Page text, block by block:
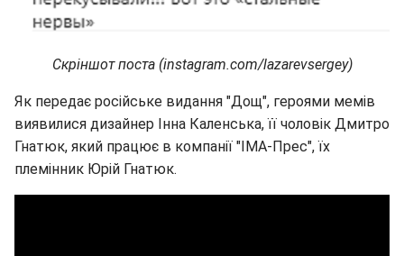
Скріншот поста (instagram.com/lazarevsergey)
Як передає російське видання "Дощ", героями мемів
виявилися дизайнер Інна Каленська, її чоловік Дмитро
Гнатюк, який працює в компанії "ІМА-Прес", їх
племінник Юрій Гнатюк.